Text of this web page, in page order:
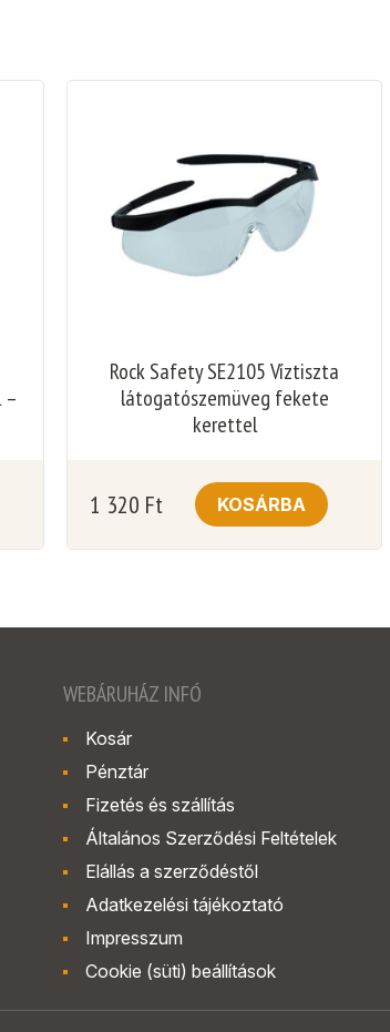
–
Rock Safety SE2105 Víztiszta
látogatószemüveg fekete
kerettel
1 320 Ft KOSÁRBA
WEBÁRUHÁZ INFÓ
Kosár
Pénztár
Fizetés és szállítás
Általános Szerződési Feltételek
Elállás a szerződéstől
Adatkezelési tájékoztató
Impresszum
Cookie (süti) beállítások